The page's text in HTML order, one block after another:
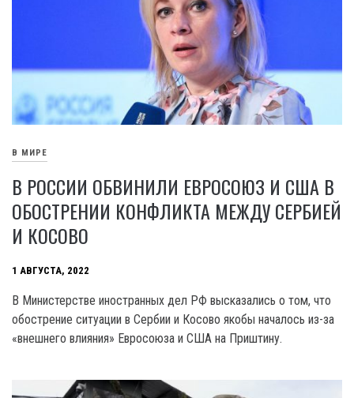
В МИРЕ
В РОССИИ ОБВИНИЛИ ЕВРОСОЮЗ И США В
ОБОСТРЕНИИ КОНФЛИКТА МЕЖДУ СЕРБИЕЙ
И КОСОВО
1 АВГУСТА, 2022
В Министерстве иностранных дел РФ высказались о том, что
обострение ситуации в Сербии и Косово якобы началось из-за
«внешнего влияния» Евросоюза и США на Приштину.